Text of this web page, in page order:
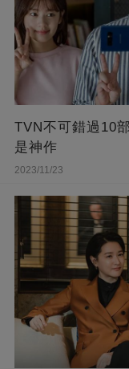
TVN不可錯過10
是神作
2023/11/23